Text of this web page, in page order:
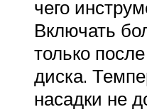
чего
Включать
только
диска.
насадки не